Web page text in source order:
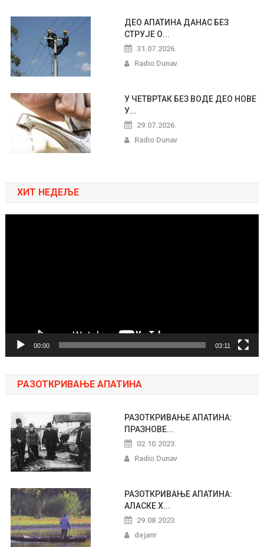
ДЕО АПАТИНА ДАНАС БЕЗ
СТРУЈЕ О...
31.07.2026.
Radio Dunav
У ЧЕТВРТАК БЕЗ ВОДЕ ДЕО НОВЕ
У...
29.07.2026.
Radio Dunav
ХИТ НЕДЕЉЕ
00:00 03:11
РАЗОТКРИВАЊЕ АПАТИНА
РАЗОТКРИВАЊЕ АПАТИНА:
ПРАЗНОВЕ...
02.10.2023.
Radio Dunav
РАЗОТКРИВАЊЕ АПАТИНА:
АЛАСКЕ Х...
29.08.2023.
dejanr